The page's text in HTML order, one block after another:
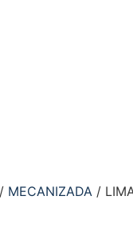
/ MECANIZADA /